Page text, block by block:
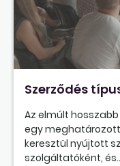
Szerződés
Az elmúlt
egy meghatározott
keresztül nyújtott
szolgáltatóként,